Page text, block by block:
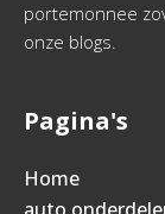
portemonnee
onze blogs.
Pagina's
Home